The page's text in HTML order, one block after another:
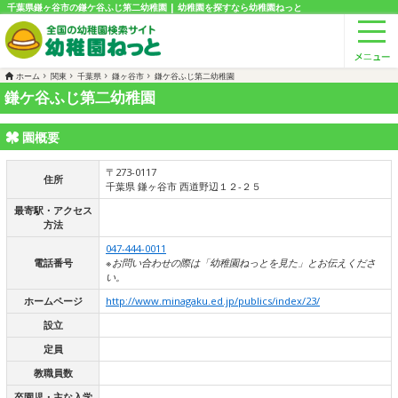
千葉県鎌ヶ谷市の鎌ケ谷ふじ第二幼稚園 | 幼稚園を探すなら幼稚園ねっと
ホーム 関東 千葉県 鎌ヶ谷市 鎌ケ谷ふじ第二幼稚園
鎌ケ谷ふじ第二幼稚園
園概要
住所
〒273-0117
千葉県 鎌ヶ谷市 西道野辺１２-２５
最寄駅・アクセス
方法
電話番号
047-444-0011
※お問い合わせの際は「幼稚園ねっとを見た」とお伝えくださ
い。
ホームページ
http://www.minagaku.ed.jp/publics/index/23/
設立
定員
教職員数